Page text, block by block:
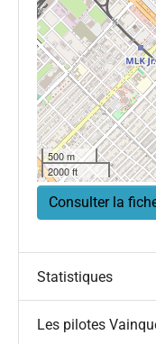
500 m
2000 ft
Consulter la
Statistiques
Les pilotes